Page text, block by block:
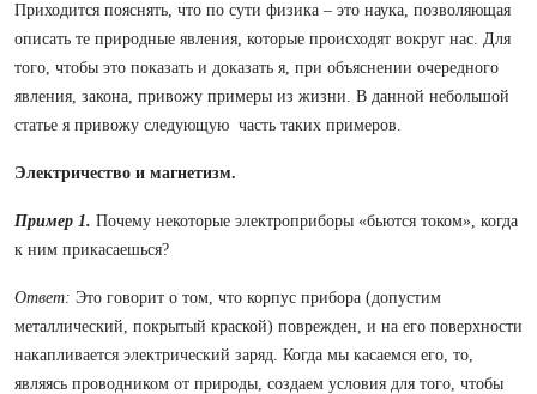
Приходится пояснять, что по сути физика – это наука, позволяющая
описать те природные явления, которые происходят вокруг нас. Для
того, чтобы это показать и доказать я, при объяснении очередного
явления, закона, привожу примеры из жизни. В данной небольшой
статье я привожу следующую часть таких примеров.
Электричество и магнетизм.
Пример 1. Почему некоторые электроприборы «бьются током», когда
к ним прикасаешься?
Ответ: Это говорит о том, что корпус прибора (допустим
металлический, покрытый краской) поврежден, и на его поверхности
накапливается электрический заряд. Когда мы касаемся его, то,
являясь проводником от природы, создаем условия для того, чтобы